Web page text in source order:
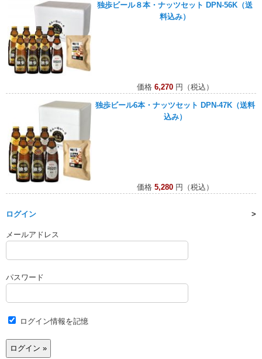
独歩ビール８本・ナッツセット DPN-56K（送
料込み）
価格 6,270円（税込）
独歩ビール6本・ナッツセット DPN-47K（送料
込み）
価格 5,280円（税込）
ログイン
メールアドレス
パスワード
ログイン情報を記憶